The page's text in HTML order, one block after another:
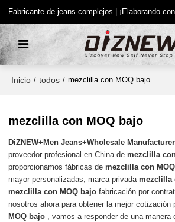
Fabricante de jeans complejos | ¡Elaborando
Inicio / todos / mezclilla con MOQ bajo
mezclilla con MOQ bajo
DiZNEW+Men Jeans+Wholesale Manufacturer
proveedor profesional en China demezclilla
proporcionamos fábricas demezclilla con
mayor personalizadas, marca privadamezclilla
mezclilla con MOQ bajo fabricación por
nosotros ahora para obtener la mejor cotización
MOQ bajo , vamos a responder de una manera